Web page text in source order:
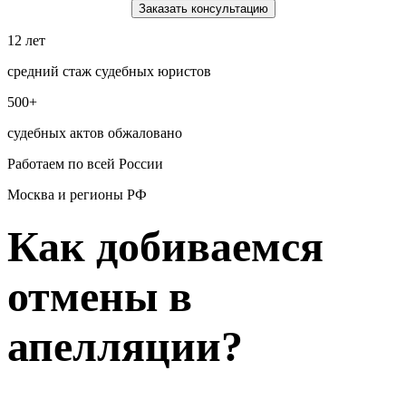
Заказать консультацию
12 лет
средний стаж судебных юристов
500+
судебных актов обжаловано
Работаем по всей России
Москва и регионы РФ
Как добиваемся
отмены в
апелляции?